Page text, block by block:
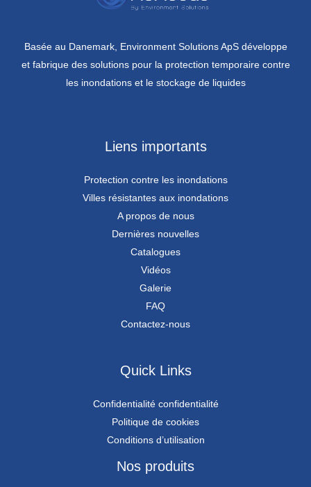
Basée au Danemark, Environment Solutions ApS développe
et fabrique des solutions pour la protection temporaire contre
les inondations et le stockage de liquides
Liens importants
Protection contre les inondations
Villes résistantes aux inondations
A propos de nous
Dernières nouvelles
Catalogues
Vidéos
Galerie
FAQ
Contactez-nous
Quick Links
Confidentialité confidentialité
Politique de cookies
Conditions d’utilisation
Nos produits